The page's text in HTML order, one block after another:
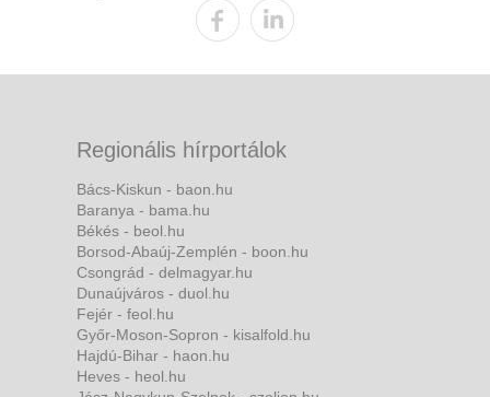
Regionális hírportálok
Bács-Kiskun - baon.hu
Baranya - bama.hu
Békés - beol.hu
Borsod-Abaúj-Zemplén - boon.hu
Csongrád - delmagyar.hu
Dunaújváros - duol.hu
Fejér - feol.hu
Győr-Moson-Sopron - kisalfold.hu
Hajdú-Bihar - haon.hu
Heves - heol.hu